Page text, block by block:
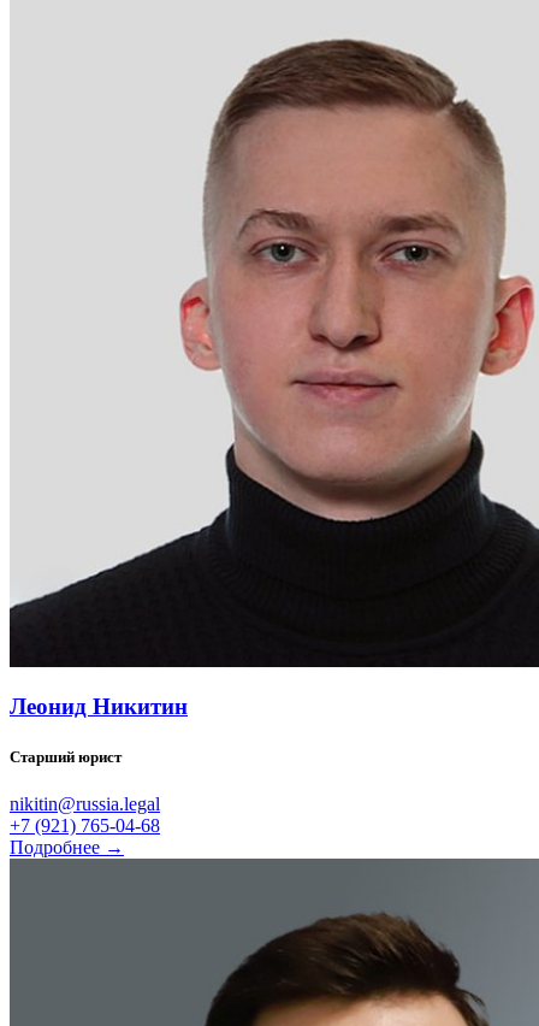
Леонид Никитин
Старший юрист
nikitin@russia.legal
+7 (921) 765-04-68
Подробнее →